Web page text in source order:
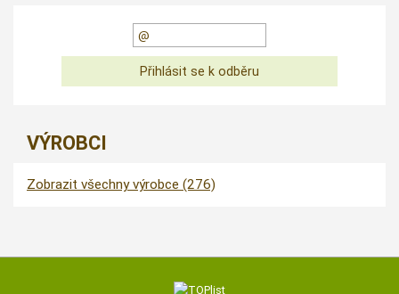
VÝROBCI
Zobrazit všechny výrobce (276)